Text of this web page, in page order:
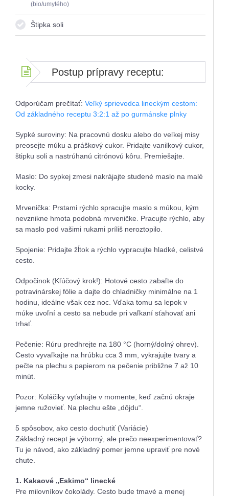
(bio/umytého)
Štipka soli
Postup prípravy receptu:
Odporúčam prečítať: Veľký sprievodca lineckým cestom:
Od základného receptu 3:2:1 až po gurmánske plnky
Sypké suroviny: Na pracovnú dosku alebo do veľkej misy
preosejte múku a práškový cukor. Pridajte vanilkový cukor,
štipku soli a nastrúhanú citrónovú kôru. Premiešajte.
Maslo: Do sypkej zmesi nakrájajte studené maslo na malé
kocky.
Mrvenička: Prstami rýchlo spracujte maslo s múkou, kým
nevznikne hmota podobná mrveničke. Pracujte rýchlo, aby
sa maslo pod vašimi rukami príliš neroztopilo.
Spojenie: Pridajte žĺtok a rýchlo vypracujte hladké, celistvé
cesto.
Odpočinok (Kľúčový krok!): Hotové cesto zabaľte do
potravinárskej fólie a dajte do chladničky minimálne na 1
hodinu, ideálne však cez noc. Vďaka tomu sa lepok v
múke uvoľní a cesto sa nebude pri vaľkaní sťahovať ani
trhať.
Pečenie: Rúru predhrejte na 180 °C (horný/dolný ohrev).
Cesto vyvaľkajte na hrúbku cca 3 mm, vykrajujte tvary a
pečte na plechu s papierom na pečenie približne 7 až 10
minút.
Pozor: Koláčiky vyťahujte v momente, keď začnú okraje
jemne ružovieť. Na plechu ešte „dôjdu“.
5 spôsobov, ako cesto dochutiť (Variácie)
Základný recept je výborný, ale prečo neexperimentovať?
Tu je návod, ako základný pomer jemne upraviť pre nové
chute.
1. Kakaové „Eskimo“ linecké
Pre milovníkov čokolády. Cesto bude tmavé a menej